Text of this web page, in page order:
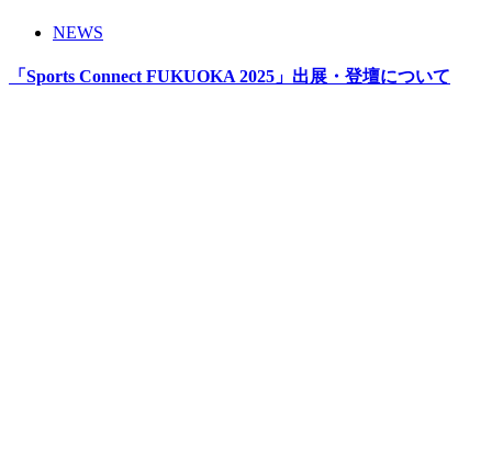
NEWS
「Sports Connect FUKUOKA 2025」出展・登壇について